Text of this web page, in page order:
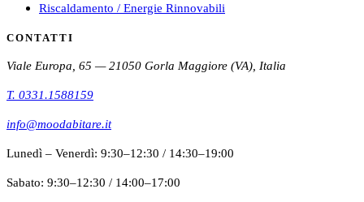
Riscaldamento / Energie Rinnovabili
CONTATTI
Viale Europa, 65 — 21050 Gorla Maggiore (VA), Italia
T. 0331.1588159
info@moodabitare.it
Lunedì – Venerdì: 9:30–12:30 / 14:30–19:00
Sabato: 9:30–12:30 / 14:00–17:00